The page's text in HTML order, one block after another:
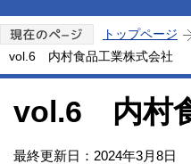
トップページ
vol.6 内村食品工業株式会社
vol.6 内村
最終更新日：2024年3月8日